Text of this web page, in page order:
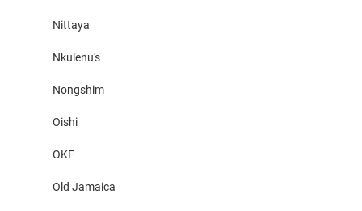
Nittaya
Nkulenu's
Nongshim
Oishi
OKF
Old Jamaica